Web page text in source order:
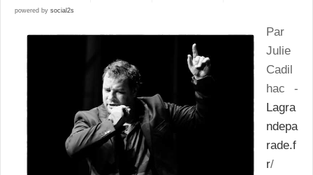
powered by social2s
Par
Julie
Cadil
hac -
Lagra
ndepa
rade.f
r/